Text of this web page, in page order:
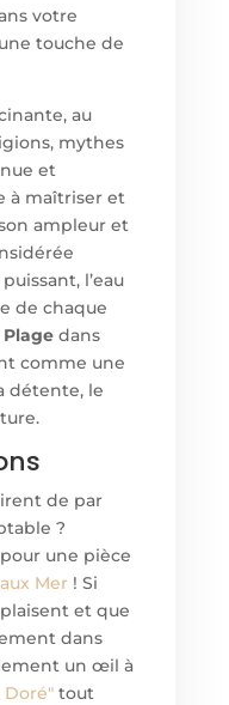
votre
touche de
au
mythes
et
à maîtriser et
ampleur et
l’eau
de chaque
dans
comme une
détente, le
de par
?
une pièce
Mer ! Si
et que
dans
un œil à
Doré"tout